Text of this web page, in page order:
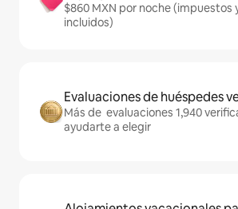
$860 MXN por noche (impuestos
incluidos)
Evaluaciones de huéspedes
Más de evaluaciones 1,940
ayudarte a elegir